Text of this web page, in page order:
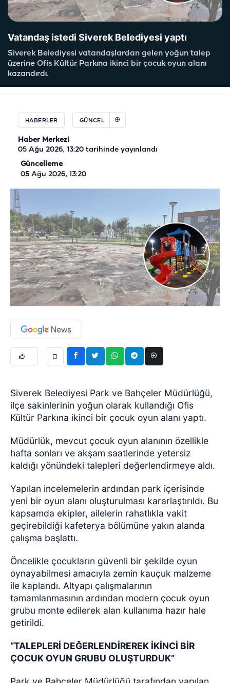
Vatandaş istedi Siverek Belediyesi yaptı
Siverek Belediyesi vatandaşlardan gelen yoğun talep
üzerine Ofis Kültür Parkına ikinci bir çocuk oyun alanı
kazandırdı.
HABERLER GÜNCEL
Haber Merkezi
05 Ağu 2026, 13:20 tarihinde yayınlandı
Güncelleme
05 Ağu 2026, 13:20
Siverek Belediyesi Park ve Bahçeler Müdürlüğü,
ilçe sakinlerinin yoğun olarak kullandığı Ofis
Kültür Parkına ikinci bir çocuk oyun alanı yaptı.
Müdürlük, mevcut çocuk oyun alanının özellikle
hafta sonları ve akşam saatlerinde yetersiz
kaldığı yönündeki talepleri değerlendirmeye aldı.
Yapılan incelemelerin ardından park içerisinde
yeni bir oyun alanı oluşturulması kararlaştırıldı. Bu
kapsamda ekipler, ailelerin rahatlıkla vakit
geçirebildiği kafeterya bölümüne yakın alanda
çalışma başlattı.
Öncelikle çocukların güvenli bir şekilde oyun
oynayabilmesi amacıyla zemin kauçuk malzeme
ile kaplandı. Altyapı çalışmalarının
tamamlanmasının ardından modern çocuk oyun
grubu monte edilerek alan kullanıma hazır hale
getirildi.
“TALEPLERİ DEĞERLENDİREREK İKİNCİ BİR
ÇOCUK OYUN GRUBU OLUŞTURDUK”